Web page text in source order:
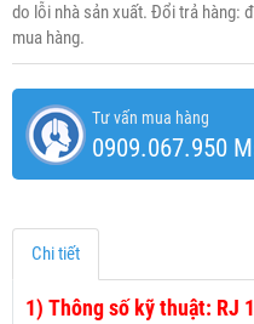
do lỗi nhà sản xuất. Đổi trả hàng:
mua hàng.
Tư vấn mua hàng
0909.067.950
Chi tiết
1) Thông số kỹ thuật: RJ